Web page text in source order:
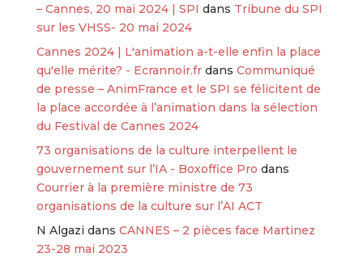
– Cannes, 20 mai 2024 | SPI dans Tribune du SPI
sur les VHSS- 20 mai 2024
Cannes 2024 | L'animation a-t-elle enfin la place
qu'elle mérite? - Ecrannoir.frdans Communiqué
de presse – AnimFrance et le SPI se félicitent de
la place accordée à l’animation dans la sélection
du Festival de Cannes 2024
73 organisations de la culture interpellent le
gouvernement sur l’IA - Boxoffice Pro dans
Courrier à la première ministre de 73
organisations de la culture sur l’AI ACT
N Algazi dans CANNES – 2 pièces face Martinez
23-28 mai 2023